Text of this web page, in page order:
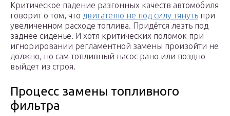
Критическое падение разгонных качеств автомобиля
говорит о том, что двигателю не под силу тянуть при
увеличенном расходе топлива. Придётся лезть под
заднее сиденье. И хотя критических поломок при
игнорировании регламентной замены произойти не
должно, но сам топливный насос рано или поздно
выйдет из строя.
Процесс замены топливного
фильтра